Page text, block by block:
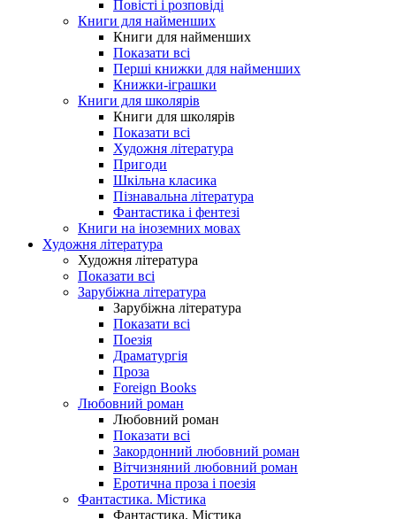
Повісті і розповіді
Книги для найменших
Книги для найменших
Показати всі
Перші книжки для найменших
Книжки-іграшки
Книги для школярів
Книги для школярів
Показати всі
Художня література
Пригоди
Шкільна класика
Пізнавальна література
Фантастика і фентезі
Книги на іноземних мовах
Художня література
Художня література
Показати всі
Зарубіжна література
Зарубіжна література
Показати всі
Поезія
Драматургія
Проза
Foreign Books
Любовний роман
Любовний роман
Показати всі
Закордонний любовний роман
Вітчизняний любовний роман
Еротична проза і поезія
Фантастика. Містика
Фантастика. Містика